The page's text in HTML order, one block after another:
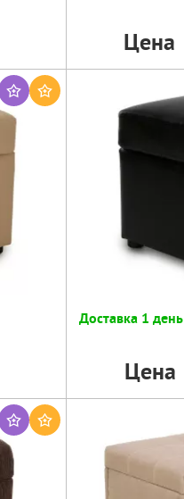
Цена
Доставка 1 день
Цена